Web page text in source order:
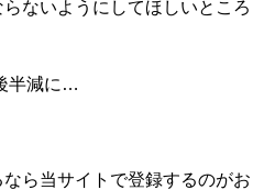
ないようにしてほしいところ
半減に…
ら当サイトで登録するのがお